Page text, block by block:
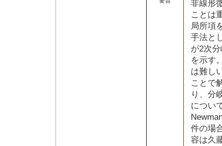
非線形
ことは
局所項
手法と
が2次
を示す
は難し
ことで
り、分
につい
件の場
容は久